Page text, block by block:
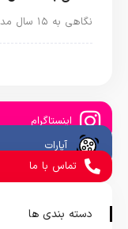
نگاهی به ۱۵ سال مدیریت تیم کوک در اپل؛ درآمد، ارزش بازار…
اینستاگرام
آپارات
تماس با ما
دسته بندی ها